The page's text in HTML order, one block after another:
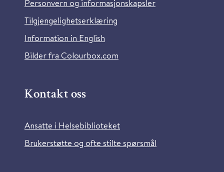
Personvern og informasjonskapsler
Tilgjengelighetserklæring
Information in English
Bilder fra Colourbox.com
Kontakt oss
Ansatte i Helsebiblioteket
Brukerstøtte og ofte stilte spørsmål